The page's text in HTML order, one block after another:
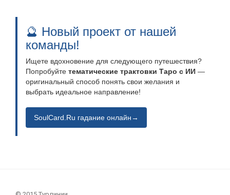
🔮 Новый проект от нашей
команды!
Ищете вдохновение для следующего путешествия?
Попробуйте тематические трактовки Таро с ИИ —
оригинальный способ понять свои желания и
выбрать идеальное направление!
SoulCard.Ru гадание онлайн→